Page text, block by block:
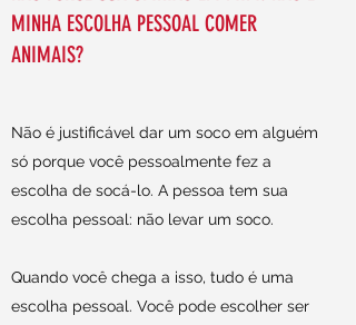
MINHA ESCOLHA PESSOAL COMER
ANIMAIS?
Não é justificável dar um soco em alguém
só porque você pessoalmente fez a
escolha de socá-lo. A pessoa tem sua
escolha pessoal: não levar um soco.
Quando você chega a isso, tudo é uma
escolha pessoal. Você pode escolher ser